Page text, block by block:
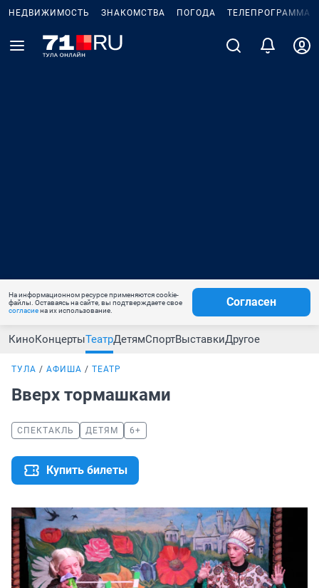
НЕДВИЖИМОСТЬ ЗНАКОМСТВА ПОГОДА ТЕЛЕПРОГРАММА
На информационном ресурсе применяются cookie-
файлы. Оставаясь на сайте, вы подтверждаете свое
согласиена их использование.
Согласен
КиноКонцертыТеатрДетямСпортВыставкиДругое
ТУЛА АФИША ТЕАТР
Вверх тормашками
СПЕКТАКЛЬ ДЕТЯМ 6+
Купить билеты